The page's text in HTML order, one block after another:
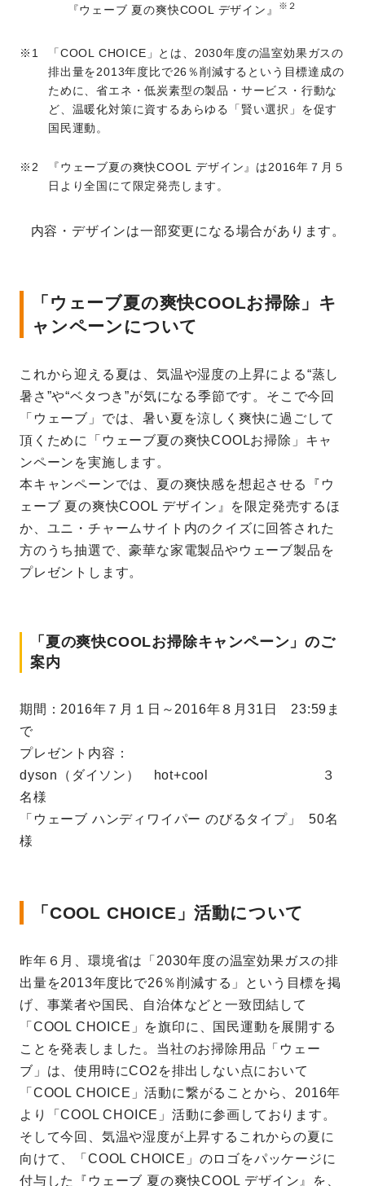
『ウェーブ 夏の爽快COOL デザイン』 ※２
「COOL CHOICE」とは、2030年度の温室効果ガスの
排出量を2013年度比で26％削減するという目標達成の
ために、省エネ・低炭素型の製品・サービス・行動な
ど、温暖化対策に資するあらゆる「賢い選択」を促す
国民運動。
『ウェーブ夏の爽快COOL デザイン』は2016年７月５
日より全国にて限定発売します。
内容・デザインは一部変更になる場合があります。
「ウェーブ夏の爽快COOLお掃除」キ
ャンペーンについて
これから迎える夏は、気温や湿度の上昇による“蒸し
暑さ”や“ベタつき”が気になる季節です。そこで今回
「ウェーブ」では、暑い夏を涼しく爽快に過ごして
頂くために「ウェーブ夏の爽快COOLお掃除」キャ
ンペーンを実施します。
本キャンペーンでは、夏の爽快感を想起させる『ウ
ェーブ 夏の爽快COOL デザイン』を限定発売するほ
か、ユニ・チャームサイト内のクイズに回答された
方のうち抽選で、豪華な家電製品やウェーブ製品を
プレゼントします。
「夏の爽快COOLお掃除キャンペーン」のご
案内
期間：2016年７月１日～2016年８月31日 23:59ま
で
プレゼント内容：
dyson（ダイソン） hot+cool ３
名様
「ウェーブ ハンディワイパー のびるタイプ」 50名
様
「COOL CHOICE」活動について
昨年６月、環境省は「2030年度の温室効果ガスの排
出量を2013年度比で26％削減する」という目標を掲
げ、事業者や国民、自治体などと一致団結して
「COOL CHOICE」を旗印に、国民運動を展開する
ことを発表しました。当社のお掃除用品「ウェー
ブ」は、使用時にCO2を排出しない点において
「COOL CHOICE」活動に繋がることから、2016年
より「COOL CHOICE」活動に参画しております。
そして今回、気温や湿度が上昇するこれからの夏に
向けて、「COOL CHOICE」のロゴをパッケージに
付与した『ウェーブ 夏の爽快COOL デザイン』を、